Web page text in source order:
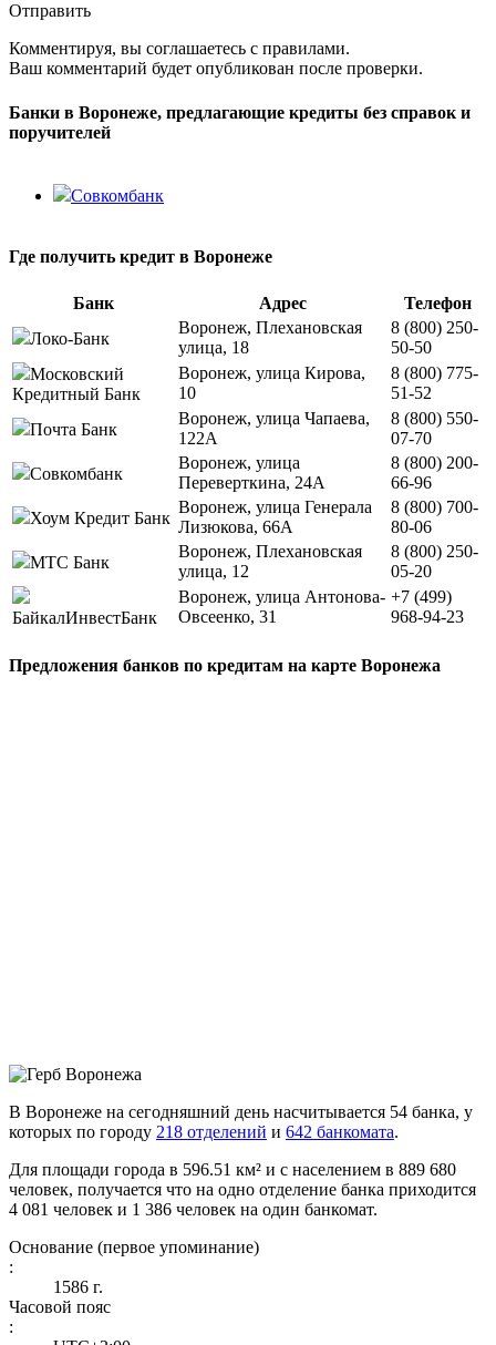
Отправить
Комментируя, вы соглашаетесь c правилами.
Ваш комментарий будет опубликован после проверки.
Банки в Воронеже, предлагающие кредиты без справок и
поручителей
Совкомбанк
Где получить кредит в Воронеже
Банк Адрес
Телефон
Локо-Банк
Воронеж, Плехановская
улица, 18
8 (800) 250-
50-50
Московский
Кредитный Банк
Воронеж, улица Кирова,
10
8 (800) 775-
51-52
Почта Банк
Воронеж, улица Чапаева,
122А
8 (800) 550-
07-70
Совкомбанк
Воронеж, улица
Переверткина, 24А
8 (800) 200-
66-96
Хоум Кредит Банк
Воронеж, улица Генерала
Лизюкова, 66А
8 (800) 700-
80-06
МТС Банк
Воронеж, Плехановская
улица, 12
8 (800) 250-
05-20
БайкалИнвестБанк
Воронеж, улица Антонова-
Овсеенко, 31
+7 (499)
968-94-23
Предложения банков по кредитам на карте Воронежа
В Воронеже на сегодняшний день насчитывается 54 банка, у
которых по городу 218 отделений и 642 банкомата.
Для площади города в 596.51 км² и с населением в 889 680
человек, получается что на одно отделение банка приходится
4 081 человек и 1 386 человек на один банкомат.
Основание (первое упоминание)
:
1586 г.
Часовой пояс
: